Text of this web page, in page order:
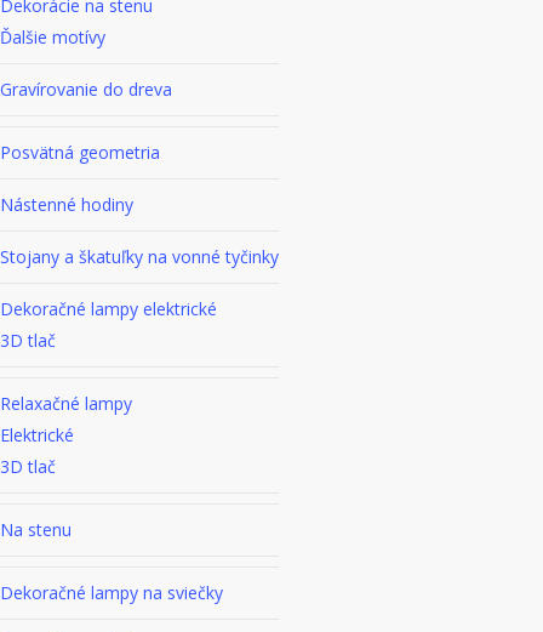
Dekorácie na stenu
Ďalšie motívy
Gravírovanie do dreva
Posvätná geometria
Nástenné hodiny
Stojany a škatuľky na vonné tyčinky
Dekoračné lampy elektrické
3D tlač
Relaxačné lampy
Elektrické
3D tlač
Na stenu
Dekoračné lampy na sviečky